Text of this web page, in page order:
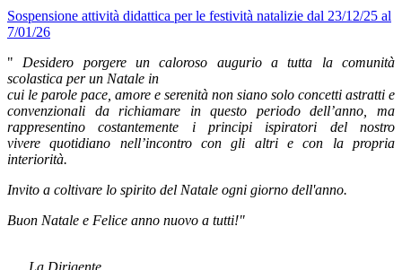
Sospensione attività didattica per le festività natalizie dal 23/12/25 al
7/01/26
" Desidero porgere un caloroso augurio a tutta la comunità
scolastica per un Natale in
cui le parole pace, amore e serenità non siano solo concetti astratti e
convenzionali da richiamare in questo periodo dell’anno, ma
rappresentino costantemente i principi ispiratori del nostro
vivere quotidiano nell’incontro con gli altri e con la propria
interiorità.
Invito a coltivare lo spirito del Natale ogni giorno dell'anno.
Buon Natale e Felice anno nuovo a tutti!"